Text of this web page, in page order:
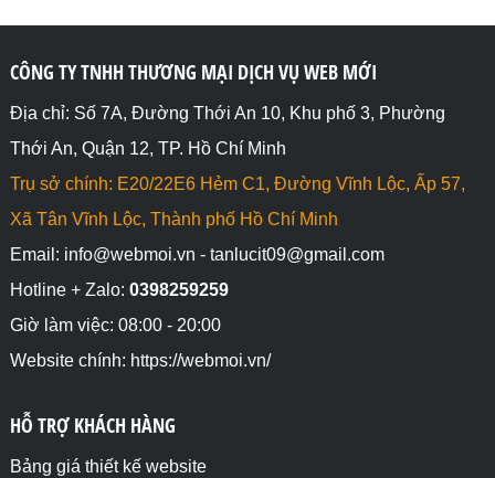
CÔNG TY TNHH THƯƠNG MẠI DỊCH VỤ WEB MỚI
Địa chỉ: Số 7A, Đường Thới An 10, Khu phố 3, Phường
Thới An, Quận 12, TP. Hồ Chí Minh
Trụ sở chính: E20/22E6 Hẻm C1, Đường Vĩnh Lộc, Ấp 57,
Xã Tân Vĩnh Lộc, Thành phố Hồ Chí Minh
Email: info@webmoi.vn - tanlucit09@gmail.com
Hotline + Zalo: 0398259259
Giờ làm việc: 08:00 - 20:00
Website chính: https://webmoi.vn/
HỖ TRỢ KHÁCH HÀNG
Bảng giá thiết kế website